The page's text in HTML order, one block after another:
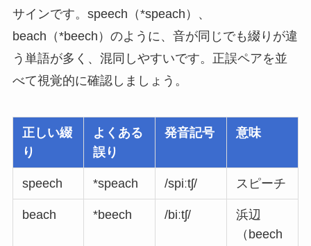
サインです。speech（*speach）、
beach（*beech）のように、音が同じでも綴りが違
う単語が多く、混同しやすいです。正誤ペアを並
べて視覚的に確認しましょう。
正しい綴
り
よくある
誤り
発音記号 意味
speech *speach /spiːtʃ/ スピーチ
beach *beech /biːtʃ/
浜辺
（beech